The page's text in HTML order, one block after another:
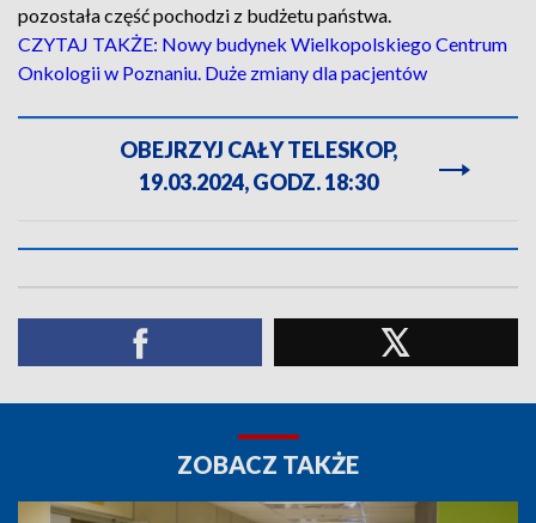
pozostała część pochodzi z budżetu państwa.
CZYTAJ TAKŻE: Nowy budynek Wielkopolskiego Centrum
Onkologii w Poznaniu. Duże zmiany dla pacjentów
OBEJRZYJ CAŁY TELESKOP,
19.03.2024, GODZ. 18:30
ZOBACZ TAKŻE